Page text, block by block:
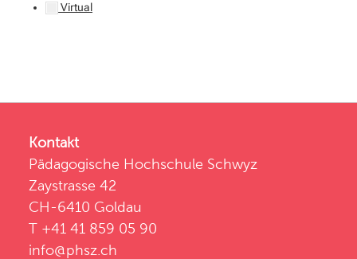
Virtual
Kontakt
Pädagogische Hochschule Schwyz
Zaystrasse 42
CH-6410 Goldau
T +41 41 859 05 90
info@phsz.ch